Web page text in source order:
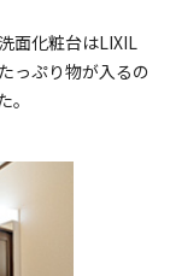
面化粧台はLIXIL
っぷり物が入るの